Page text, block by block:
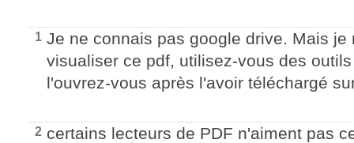
1 Je ne connais pas google drive. Mais
visualiser ce pdf, utilisez-vous des
l'ouvrez-vous après l'avoir téléchargé
2 certains lecteurs de PDF n'aiment pas